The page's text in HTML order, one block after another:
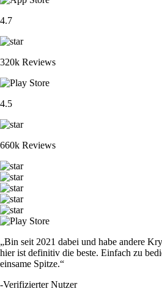
4.7
320k Reviews
4.5
660k Reviews
„Bin seit 2021 dabei und habe andere
hier ist definitiv die beste. Einfach zu
einsame Spitze.“
-Verifizierter Nutzer